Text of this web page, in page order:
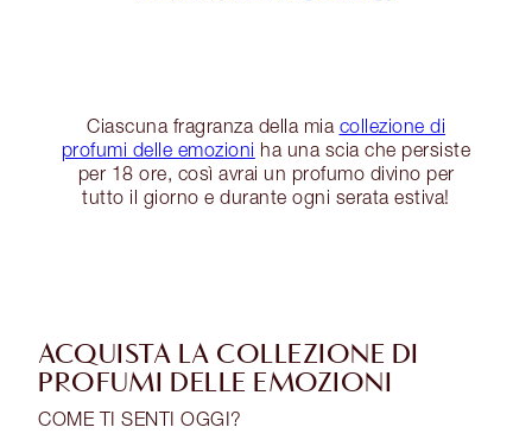
Ciascuna fragranza della mia collezione di
profumi delle emozioni ha una scia che persiste
per 18 ore, così avrai un profumo divino per
tutto il giorno e durante ogni serata estiva!
ACQUISTA LA COLLEZIONE DI
PROFUMI DELLE EMOZIONI
COME TI SENTI OGGI?